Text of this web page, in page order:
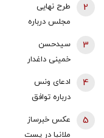
کشور ٣٠
دقیقه قبل از
حمله به بیت
رهبری/ رییس
محض است/
طرح نهایی
مجلس درباره
بنزین اعلام شد
2
سیدحسن
خمینی داغدار
3
ادعای ونس
درباره توافق
آمریکا به توافق
4
عکس خبرساز
ملانیا در پست
5